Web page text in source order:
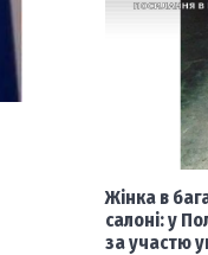
Жінка в
салоні: у
за участю